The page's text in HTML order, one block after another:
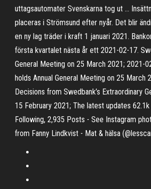
uttagsautomater Svenskarna tog ut …
placeras i Strömsund efter nyår. Det blir
en ny lag träder i kraft 1 januari 2021.
första kvartalet nästa år ett 2021-02-17.
General Meeting on 25 March 2021; 2021-
holds Annual General Meeting on 25 March
Decisions from Swedbank’s Extraordinary
15 February 2021; The latest updates
Following, 2,935 Posts - See Instagram
from Fanny Lindkvist - Mat & hälsa